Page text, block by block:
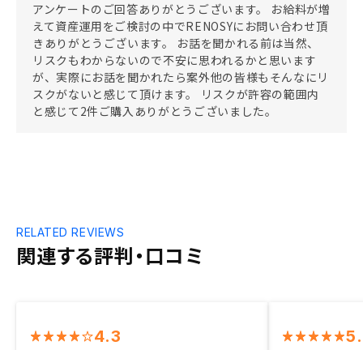
アンケートのご回答ありがとうございます。 お給料が増
えて資産運用をご検討の中でRENOSYにお問い合わせ頂
きありがとうございます。 お話を聞かれる前は当然、
リスクもわからないので不安に思われるかと思います
が、実際にお話を聞かれたら案外他の皆様もそんなにリ
スクがないと感じて頂けます。 リスクが許容の範囲内
と感じて2件ご購入ありがとうございました。
関連する評判・口コミ
RELATED REVIEWS
4.3